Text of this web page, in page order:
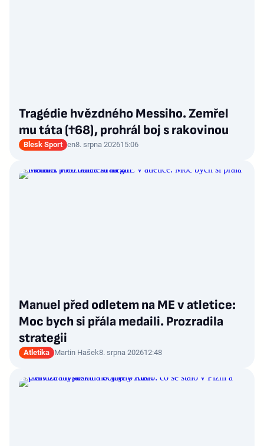
Tragédie hvězdného Messiho. Zemřel
mu táta (†68), prohrál boj s rakovinou
Blesk Sport en8. srpna 202615:06
Manuel před odletem na ME v atletice:
Moc bych si přála medaili. Prozradila
strategii
Atletika Martin Hašek8. srpna 202612:48